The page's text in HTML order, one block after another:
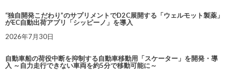
“独自開発こだわり”のサプリメントでD2C展開する「ウェルモット製薬」
がEC自動出荷アプリ「シッピーノ」を導入
2026年7月30日
自動車船の荷役中断を抑制する自動車移動用「スケーター」を開発・導
入 ～自力走行できない車両を約5分で移動可能に～